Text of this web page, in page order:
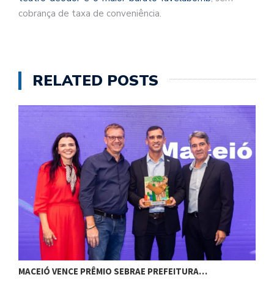
cobrança de taxa de conveniência.
RELATED POSTS
MACEIÓ VENCE PRÊMIO SEBRAE PREFEITURA…